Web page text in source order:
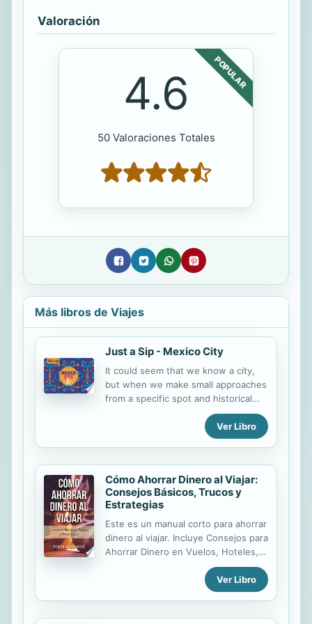
Valoración
POPULAR
4.6
50 Valoraciones Totales
Más libros de Viajes
Just a Sip - Mexico City
It could seem that we know a city,
but when we make small approaches
from a specific spot and historical
anecdotes, a new world gets
opened for us. To look at the city
through a lock is to discover that the
is unfolded in greater depth.
Ver Libro
Cómo Ahorrar Dinero al Viajar:
Consejos Básicos, Trucos y
Estrategias
Este es un manual corto para ahorrar
dinero al viajar. Incluye Consejos para
Ahorrar Dinero en Vuelos, Hoteles,
Renta de Automóvil y Más. Viajar
puede ser muy costo. Muchas
personas desean conocer el mundo,
ajustan al presupuesto. En este libro,
Ver Libro